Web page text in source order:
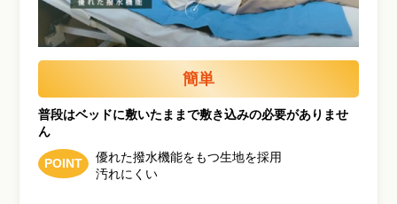
簡単
普段はベッドに敷いたままで敷き込みの必要がありませ
ん
POINT
優れた撥水機能をもつ生地を採用
汚れにくい